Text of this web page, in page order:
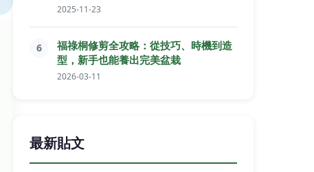
2025-11-23
6
福祿桐修剪全攻略：從技巧、時機到造
型，新手也能養出完美盆栽
2026-03-11
最新貼文